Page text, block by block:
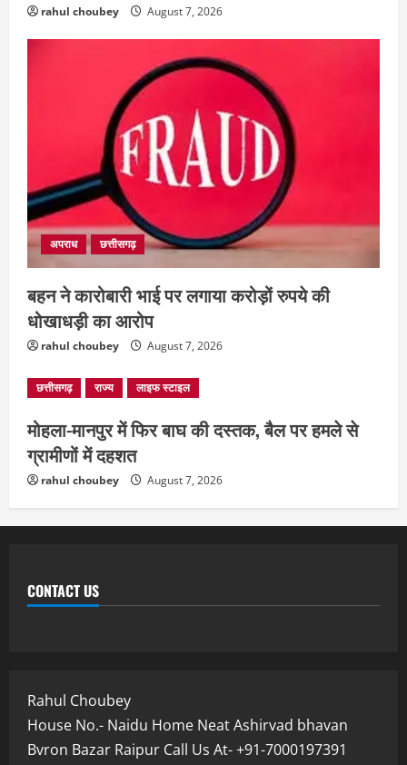
rahul choubey August 7, 2026
अपराध छत्तीसगढ़
बहन ने कारोबारी भाई पर लगाया करोड़ों रुपये की
धोखाधड़ी का आरोप
rahul choubey August 7, 2026
छत्तीसगढ़ राज्य लाइफ स्टाइल
मोहला-मानपुर में फिर बाघ की दस्तक, बैल पर हमले से
ग्रामीणों में दहशत
rahul choubey August 7, 2026
CONTACT US
Rahul Choubey
House No.- Naidu Home Neat Ashirvad bhavan
Bvron Bazar Raipur Call Us At- +91-7000197391